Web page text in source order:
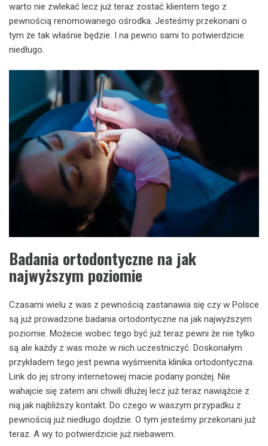
warto nie zwlekać lecz już teraz zostać klientem tego z
pewnością renomowanego ośrodka. Jesteśmy przekonani o
tym że tak właśnie będzie. I na pewno sami to potwierdzicie
niedługo.
Badania ortodontyczne na jak
najwyższym poziomie
Czasami wielu z was z pewnością zastanawia się czy w Polsce
są już prowadzone badania ortodontyczne na jak najwyższym
poziomie. Możecie wobec tego być już teraz pewni że nie tylko
są ale każdy z was może w nich uczestniczyć. Doskonałym
przykładem tego jest pewna wyśmienita klinika ortodontyczna.
Link do jej strony internetowej macie podany poniżej. Nie
wahajcie się zatem ani chwili dłużej lecz już teraz nawiążcie z
nią jak najbliższy kontakt. Do czego w waszym przypadku z
pewnością już niedługo dojdzie. O tym jesteśmy przekonani już
teraz. A wy to potwierdzicie już niebawem.